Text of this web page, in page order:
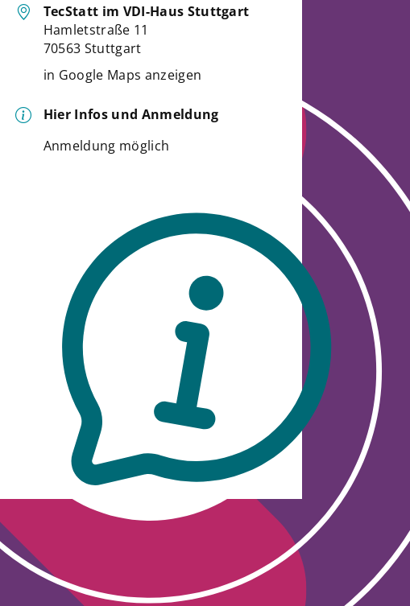
TecStatt im VDI-Haus Stuttgart
Hamletstraße 11
70563 Stuttgart
in Google Maps anzeigen
Hier Infos und Anmeldung
Anmeldung möglich